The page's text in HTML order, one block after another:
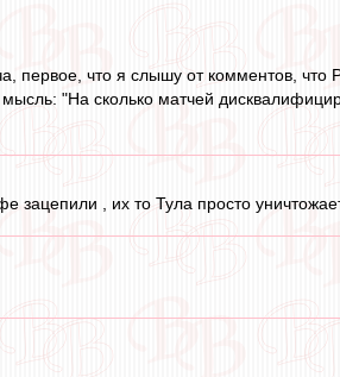
первое, что я слышу от комментов, что
"На сколько матчей
, их то Тула просто